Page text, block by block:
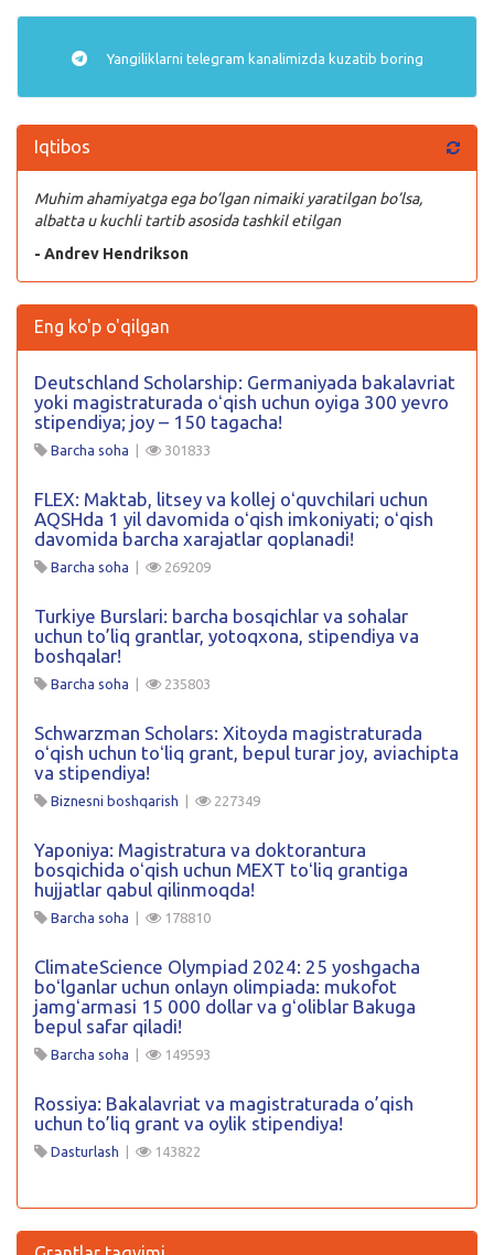
Yangiliklarni telegram kanalimizda kuzatib boring
Iqtibos
Muhim ahamiyatga ega bo’lgan nimaiki yaratilgan bo’lsa,
albatta u kuchli tartib asosida tashkil etilgan
- Andrev Hendrikson
Eng ko'p o'qilgan
Deutschland Scholarship: Germaniyada bakalavriat
yoki magistraturada oʻqish uchun oyiga 300 yevro
stipendiya; joy – 150 tagacha!
Barcha soha | 301833
FLEX: Maktab, litsey va kollej oʻquvchilari uchun
AQSHda 1 yil davomida oʻqish imkoniyati; oʻqish
davomida barcha xarajatlar qoplanadi!
Barcha soha | 269209
Turkiye Burslari: barcha bosqichlar va sohalar
uchun to’liq grantlar, yotoqxona, stipendiya va
boshqalar!
Barcha soha | 235803
Schwarzman Scholars: Xitoyda magistraturada
oʻqish uchun toʻliq grant, bepul turar joy, aviachipta
va stipendiya!
Biznesni boshqarish | 227349
Yaponiya: Magistratura va doktorantura
bosqichida oʻqish uchun MEXT toʻliq grantiga
hujjatlar qabul qilinmoqda!
Barcha soha | 178810
ClimateScience Olympiad 2024: 25 yoshgacha
boʻlganlar uchun onlayn olimpiada: mukofot
jamgʻarmasi 15 000 dollar va gʻoliblar Bakuga
bepul safar qiladi!
Barcha soha | 149593
Rossiya: Bakalavriat va magistraturada o’qish
uchun to’liq grant va oylik stipendiya!
Dasturlash | 143822